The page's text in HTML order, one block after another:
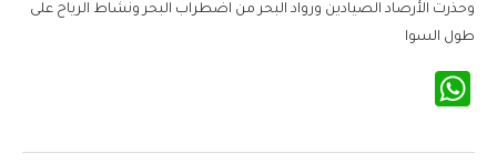
وحذرت الأرصاد الصيادين ورواد البحر من اضطراب البحر ونشاط الرياح على
طول السوا